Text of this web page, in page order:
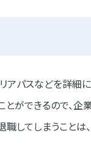
アパスなどを詳細に
ができるので、
職してしまうこと